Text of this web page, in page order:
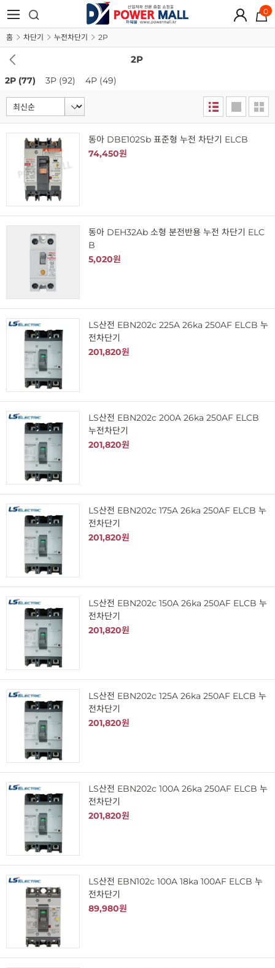
0
홈 차단기 누전차단기 2P
2P
2P (77) 3P (92) 4P (49)
동아 DBE102Sb 표준형 누전 차단기 ELCB
74,450원
동아 DEH32Ab 소형 분전반용 누전 차단기 ELC
B
5,020원
LS산전 EBN202c 225A 26ka 250AF ELCB 누
전차단기
201,820원
LS산전 EBN202c 200A 26ka 250AF ELCB
누전차단기
201,820원
LS산전 EBN202c 175A 26ka 250AF ELCB 누
전차단기
201,820원
LS산전 EBN202c 150A 26ka 250AF ELCB 누
전차단기
201,820원
LS산전 EBN202c 125A 26ka 250AF ELCB 누
전차단기
201,820원
LS산전 EBN202c 100A 26ka 250AF ELCB 누
전차단기
201,820원
LS산전 EBN102c 100A 18ka 100AF ELCB 누
전차단기
89,980원